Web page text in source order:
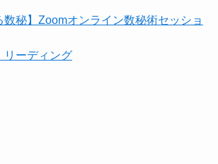
数秘】Zoomオンライン数秘術セッショ
リーディング